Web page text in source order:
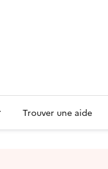
Trouver une aide